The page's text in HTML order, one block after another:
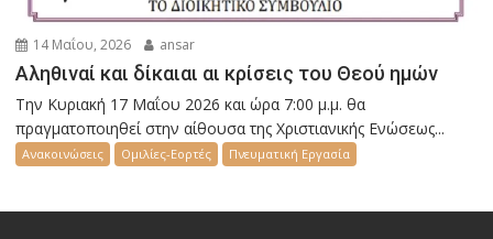
14 Μαΐου, 2026 ansar
Αληθιναί και δίκαιαι αι κρίσεις του Θεού ημών
Την Κυριακή 17 Μαΐου 2026 και ώρα 7:00 μ.μ. θα
πραγματοποιηθεί στην αίθουσα της Χριστιανικής Ενώσεως...
Ανακοινώσεις Ομιλίες-Εορτές Πνευματική Εργασία